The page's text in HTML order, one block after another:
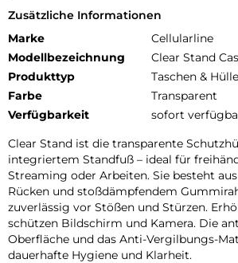
Zusätzliche Informationen
Marke
Cellularline
Modellbezeichnung
Clear Stand
Produkttyp
Taschen &
Farbe
Transparent
Verfügbarkeit
sofort
Clear Stand ist die transparente
integriertem Standfuß – ideal für
Streaming oder Arbeiten. Sie besteht
Rücken und stoßdämpfendem
zuverlässig vor Stößen und Stürzen.
schützen Bildschirm und Kamera. Die
Oberfläche und das Anti-Vergilbungs-
dauerhafte Hygiene und Klarheit.